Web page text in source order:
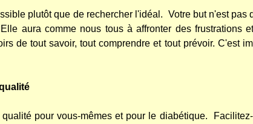
plutôt que de rechercher l'idéal. Votre but n'est pas
Elle aura comme nous tous à affronter des frustrations
de tout savoir, tout comprendre et tout prévoir. C'est
pour vous-mêmes et pour le diabétique.